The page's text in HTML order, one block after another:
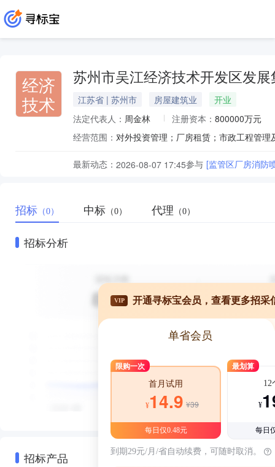
经济
技术
苏州市吴江经济技术开发区发
江苏省 | 苏州市 房屋建筑业
开业
法定代表人： 周金林 注册资本： 800000万元
经营范围：
最新动态： 2026-08-07 17:45参与 [监管区厂房消防
招标 （0） 中标 （0） 代理 （0）
招标分析
招标产品
VIP 开通寻标宝会员，查看更多招采
单省会员
限购一次
首月试用
¥14.9 ¥39
每日仅0.48元
最划算
12
¥
每日
到期29元/月/省自动续费，可随时取消。